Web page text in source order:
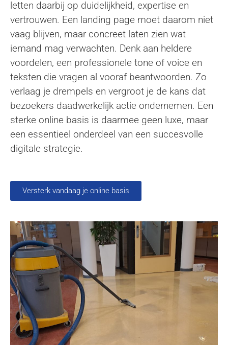
letten daarbij op duidelijkheid, expertise en
vertrouwen. Een landing page moet daarom niet
vaag blijven, maar concreet laten zien wat
iemand mag verwachten. Denk aan heldere
voordelen, een professionele tone of voice en
teksten die vragen al vooraf beantwoorden. Zo
verlaag je drempels en vergroot je de kans dat
bezoekers daadwerkelijk actie ondernemen. Een
sterke online basis is daarmee geen luxe, maar
een essentieel onderdeel van een succesvolle
digitale strategie.
Versterk vandaag je online basis